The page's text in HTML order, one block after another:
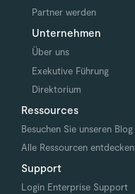
Partner werden
Unternehmen
Über uns
Exekutive Führung
Direktorium
Ressources
Besuchen Sie unseren Blog
Alle Ressourcen entdecken
Support
Login Enterprise Support